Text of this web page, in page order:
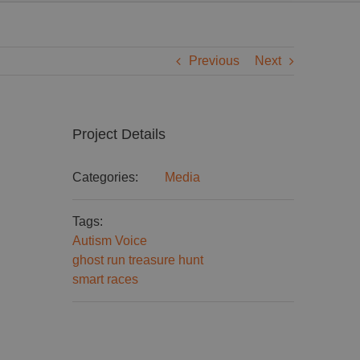
Previous Next
Project Details
Categories: Media
Tags:
Autism Voice
ghost run treasure hunt
smart races